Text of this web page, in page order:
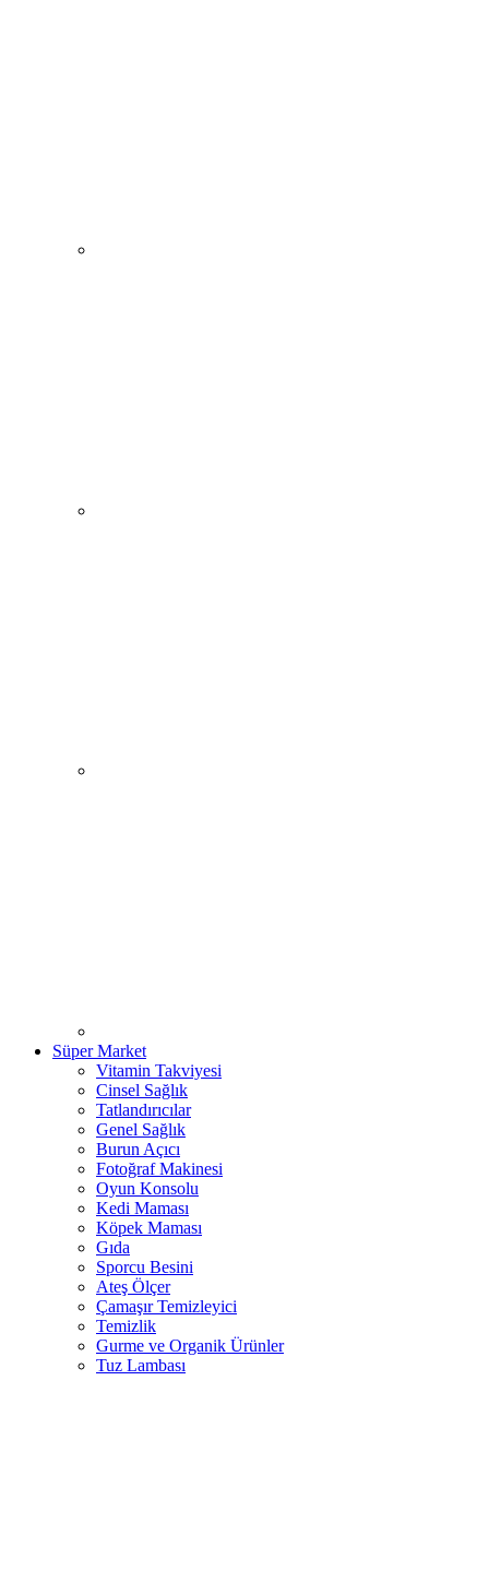
Süper Market
Vitamin Takviyesi
Cinsel Sağlık
Tatlandırıcılar
Genel Sağlık
Burun Açıcı
Fotoğraf Makinesi
Oyun Konsolu
Kedi Maması
Köpek Maması
Gıda
Sporcu Besini
Ateş Ölçer
Çamaşır Temizleyici
Temizlik
Gurme ve Organik Ürünler
Tuz Lambası